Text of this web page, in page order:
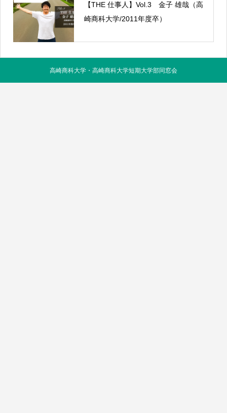
【THE 仕事人】Vol.3 金子 雄哉（高
崎商科大学/2011年度卒）
高崎商科大学・高崎商科大学短期大学部同窓会